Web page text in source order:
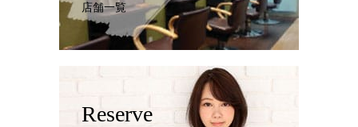
店舗一覧
Reserve